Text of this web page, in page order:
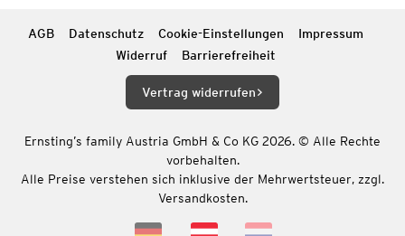
AGB Datenschutz Cookie-Einstellungen
Impressum
Widerruf
Barrierefreiheit
Vertrag widerrufen
Ernsting’s family Austria GmbH & Co KG 2026. © Alle Rechte
vorbehalten.
Alle Preise verstehen sich inklusive der Mehrwertsteuer, zzgl.
Versandkosten.